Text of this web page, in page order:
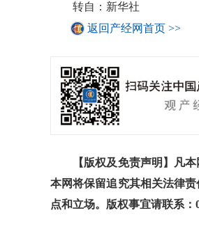
转自：新华社
返回产经网首页 >>
【版权及免责声明】凡本
本网将保留追究其相关法律
点和立场。版权事宜请联系：